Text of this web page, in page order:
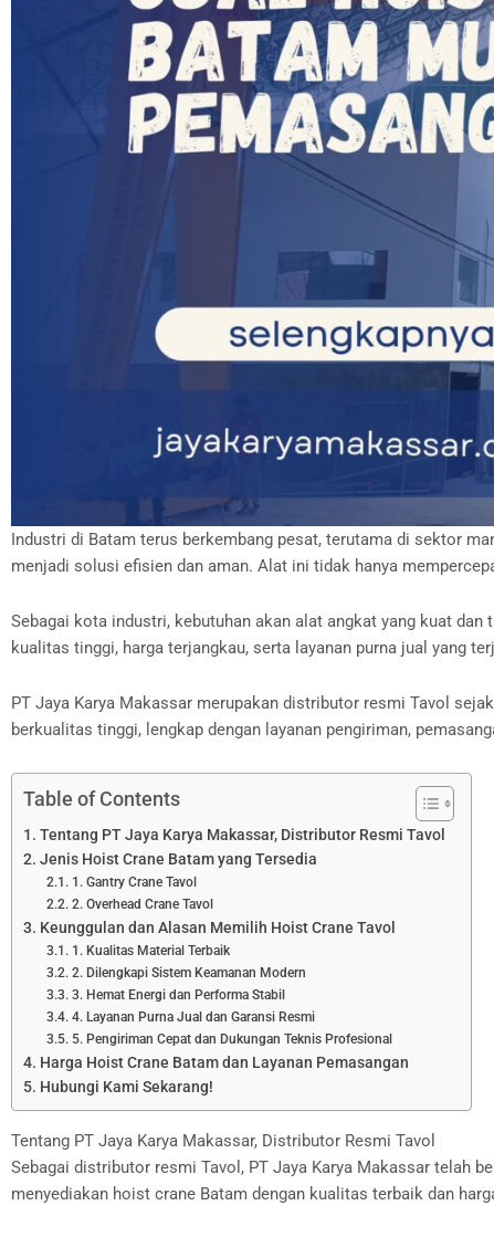
Industri di Batam terus berkembang pesat, terutama di sektor
menjadi solusi efisien dan aman. Alat ini tidak hanya
Sebagai kota industri, kebutuhan akan alat angkat yang kuat
kualitas tinggi, harga terjangkau, serta layanan purna jual yang
PT Jaya Karya Makassar merupakan distributor resmi Tavol
berkualitas tinggi, lengkap dengan layanan pengiriman,
Table of Contents
Tentang PT Jaya Karya Makassar, Distributor Resmi Tavol
Jenis Hoist Crane Batam yang Tersedia
1. Gantry Crane Tavol
2. Overhead Crane Tavol
Keunggulan dan Alasan Memilih Hoist Crane Tavol
1. Kualitas Material Terbaik
2. Dilengkapi Sistem Keamanan Modern
3. Hemat Energi dan Performa Stabil
4. Layanan Purna Jual dan Garansi Resmi
5. Pengiriman Cepat dan Dukungan Teknis Profesional
Harga Hoist Crane Batam dan Layanan Pemasangan
Hubungi Kami Sekarang!
Tentang PT Jaya Karya Makassar, Distributor Resmi Tavol
Sebagai distributor resmi Tavol, PT Jaya Karya Makassar telah
menyediakan hoist crane Batam dengan kualitas terbaik dan